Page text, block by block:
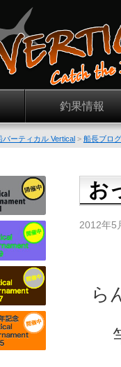
釣果情報
ーティカル Vertical > 船長ブログ
お
2012年5
ら